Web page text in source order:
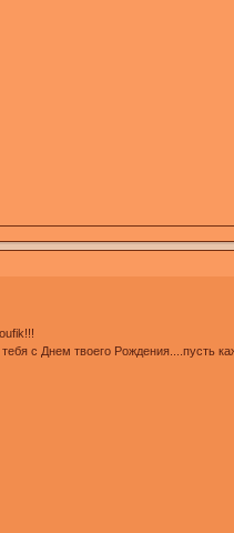
с Днем твоего Рождения....пусть